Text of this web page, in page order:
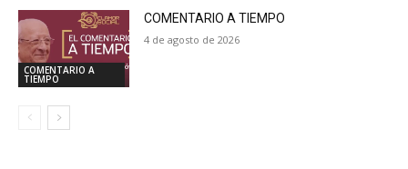
COMENTARIO A
TIEMPO
COMENTARIO A TIEMPO
4 de agosto de 2026